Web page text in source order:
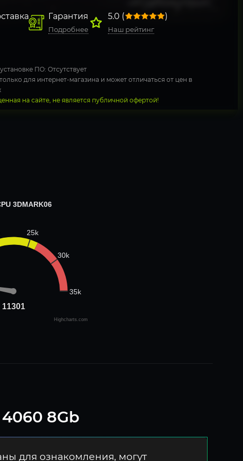
Гарантия
Подробнее
5.0 ( )
Наш рейтинг
ПО: Отсутствует
для интернет-магазина и может отличаться от цен в
на сайте, не является публичной офертой!
11301
11301
3DMARK06
25k
30k
35k
Highcharts.com
8Gb
для ознакомления, могут